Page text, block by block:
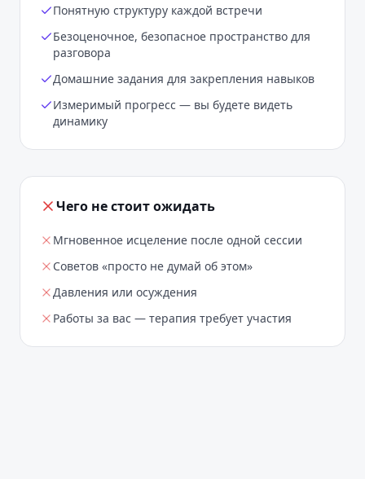
Понятную структуру каждой встречи
Безоценочное, безопасное пространство для
разговора
Домашние задания для закрепления навыков
Измеримый прогресс — вы будете видеть
динамику
Чего не стоит ожидать
Мгновенное исцеление после одной сессии
Советов «просто не думай об этом»
Давления или осуждения
Работы за вас — терапия требует участия